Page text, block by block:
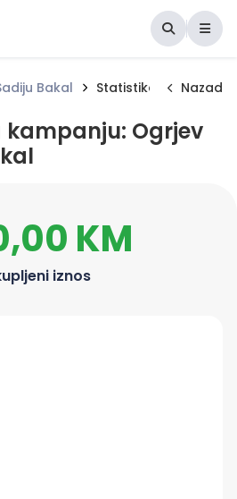
Bakal Statistika za Nazad
Ogrjev
KM
iznos